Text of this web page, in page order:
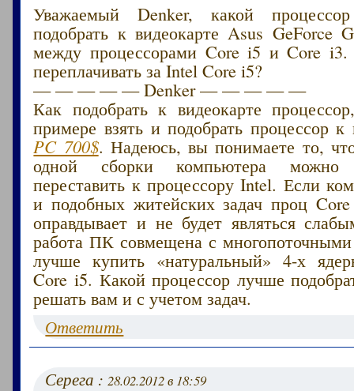
Уважаемый Denker, какой
подобрать к видеокарте Asus GeForce
между процессорами Core i5 и Core
переплачивать за Intel Core i5?
— — — — — Denker — — — — —
Как подобрать к видеокарте
примере взять и подобрать процессор
PC 700$. Надеюсь, вы понимаете то,
одной сборки компьютера можно
переставить к процессору Intel. Если
и подобных житейских задач проц
оправдывает и не будет являться
работа ПК совмещена с
лучше купить «натуральный» 4-х
Core i5. Какой процессор лучше
решать вам и с учетом задач.
Ответить
Серега :28.02.2012 в 18:59